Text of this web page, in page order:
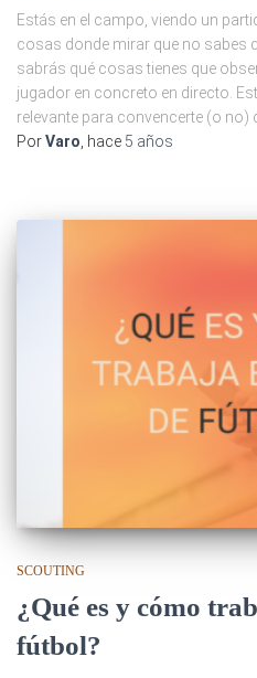
Estás en el campo, viendo un
cosas donde mirar que no sabes
sabrás qué cosas tienes que
jugador en concreto en directo.
relevante para convencerte (o no)
PorVaro, hace 5 años
SCOUTING
¿Qué es y cómo
fútbol?